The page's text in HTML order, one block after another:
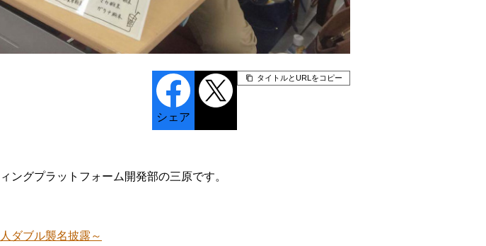
シェア
タイトルとURLをコピー
ングプラットフォーム開発部の三原です。
ダブル襲名披露～